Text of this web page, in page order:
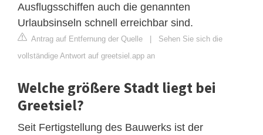
Ausflugsschiffen auch die genannten
Urlaubsinseln schnell erreichbar sind.
Antrag auf Entfernung der Quelle | Sehen Sie sich die
vollständige Antwort auf greetsiel.app an
Welche größere Stadt liegt bei
Greetsiel?
Seit Fertigstellung des Bauwerks ist der